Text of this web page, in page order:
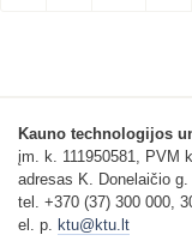
Kauno technologijos
įm. k. 111950581, PVM
adresas K. Donelaičio g.
tel. +370 (37) 300 000,
el. p. ktu@ktu.lt